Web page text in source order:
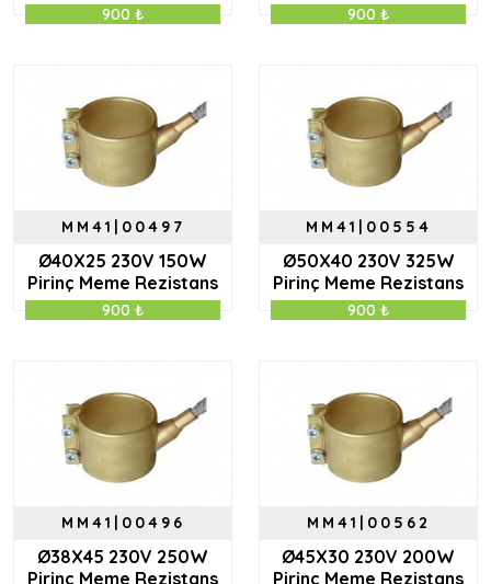
900 ₺ 900 ₺
MM41|00497
Ø40X25 230V 150W
Pirinç Meme Rezistans
900 ₺
MM41|00554
Ø50X40 230V 325W
Pirinç Meme Rezistans
900 ₺
MM41|00496
Ø38X45 230V 250W
Pirinç Meme Rezistans
MM41|00562
Ø45X30 230V 200W
Pirinç Meme Rezistans